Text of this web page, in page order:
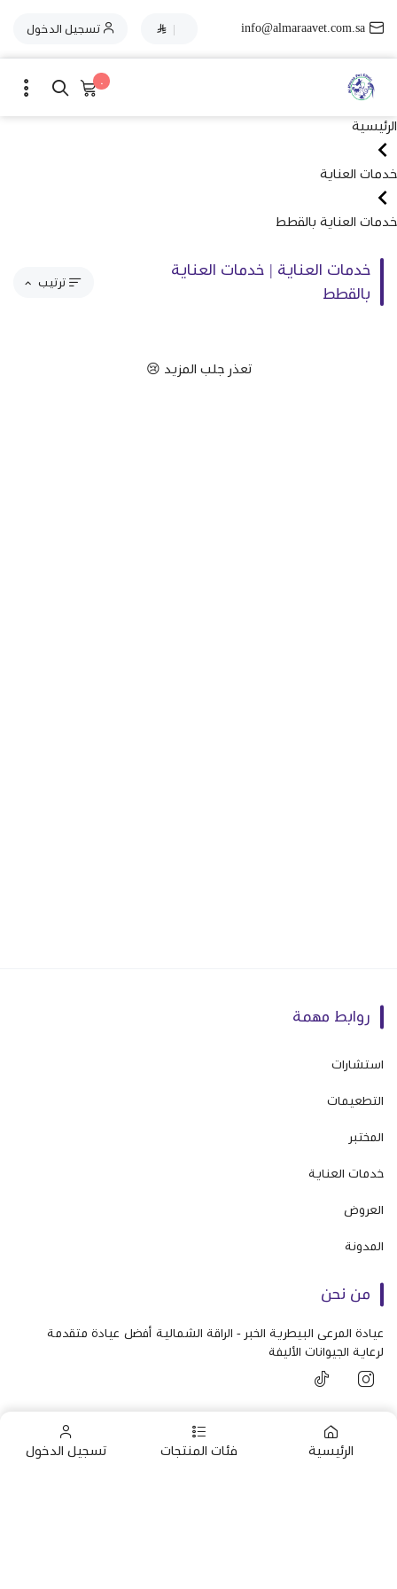
الرئيسية فئات المنتجات تسجيل الدخول
info@almaraavet.com.sa
| تسجيل الدخول
٠
الرئيسية
خدمات العناية
خدمات العناية بالقطط
خدمات العناية | خدمات العناية
بالقطط
ترتيب
الاكثر مبيعاً
تعذر جلب المزيد 😢
روابط مهمة
استشارات
التطعيمات
المختبر
خدمات العناية
العروض
المدونة
من نحن
عيادة المرعى البيطرية الخبر - الراقة الشمالية أفضل عيادة متقدمة
لرعاية الجيوانات الأليفة
تواصل معنا